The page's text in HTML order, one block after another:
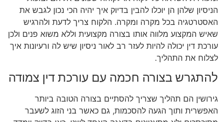
הניסיון שלהן הן יוכלו להבין בדיוק איך יהיה הכי נכון לגבש את
האסטרטגיה בכל מקרה ומקרה. הלקוח צריך לדעת ולהרגיש
שאיש המקצוע מלווה אותו בצורה מקצועית וללא משוא פנים ולכן
עורכת דין יכולה להיות לעזר רב לאור ניסיון שיש לה ורעיונות איך
לצלוח את התהליך.
להתגרש בצורה חכמה עם עורכת דין צמודה
גירושין הם תהליך שצריך להסתיים בצורה הטובה ביותר
האפשרית ותוך הגעה להסכמות, גם כאשר בני הזוג לשעבר